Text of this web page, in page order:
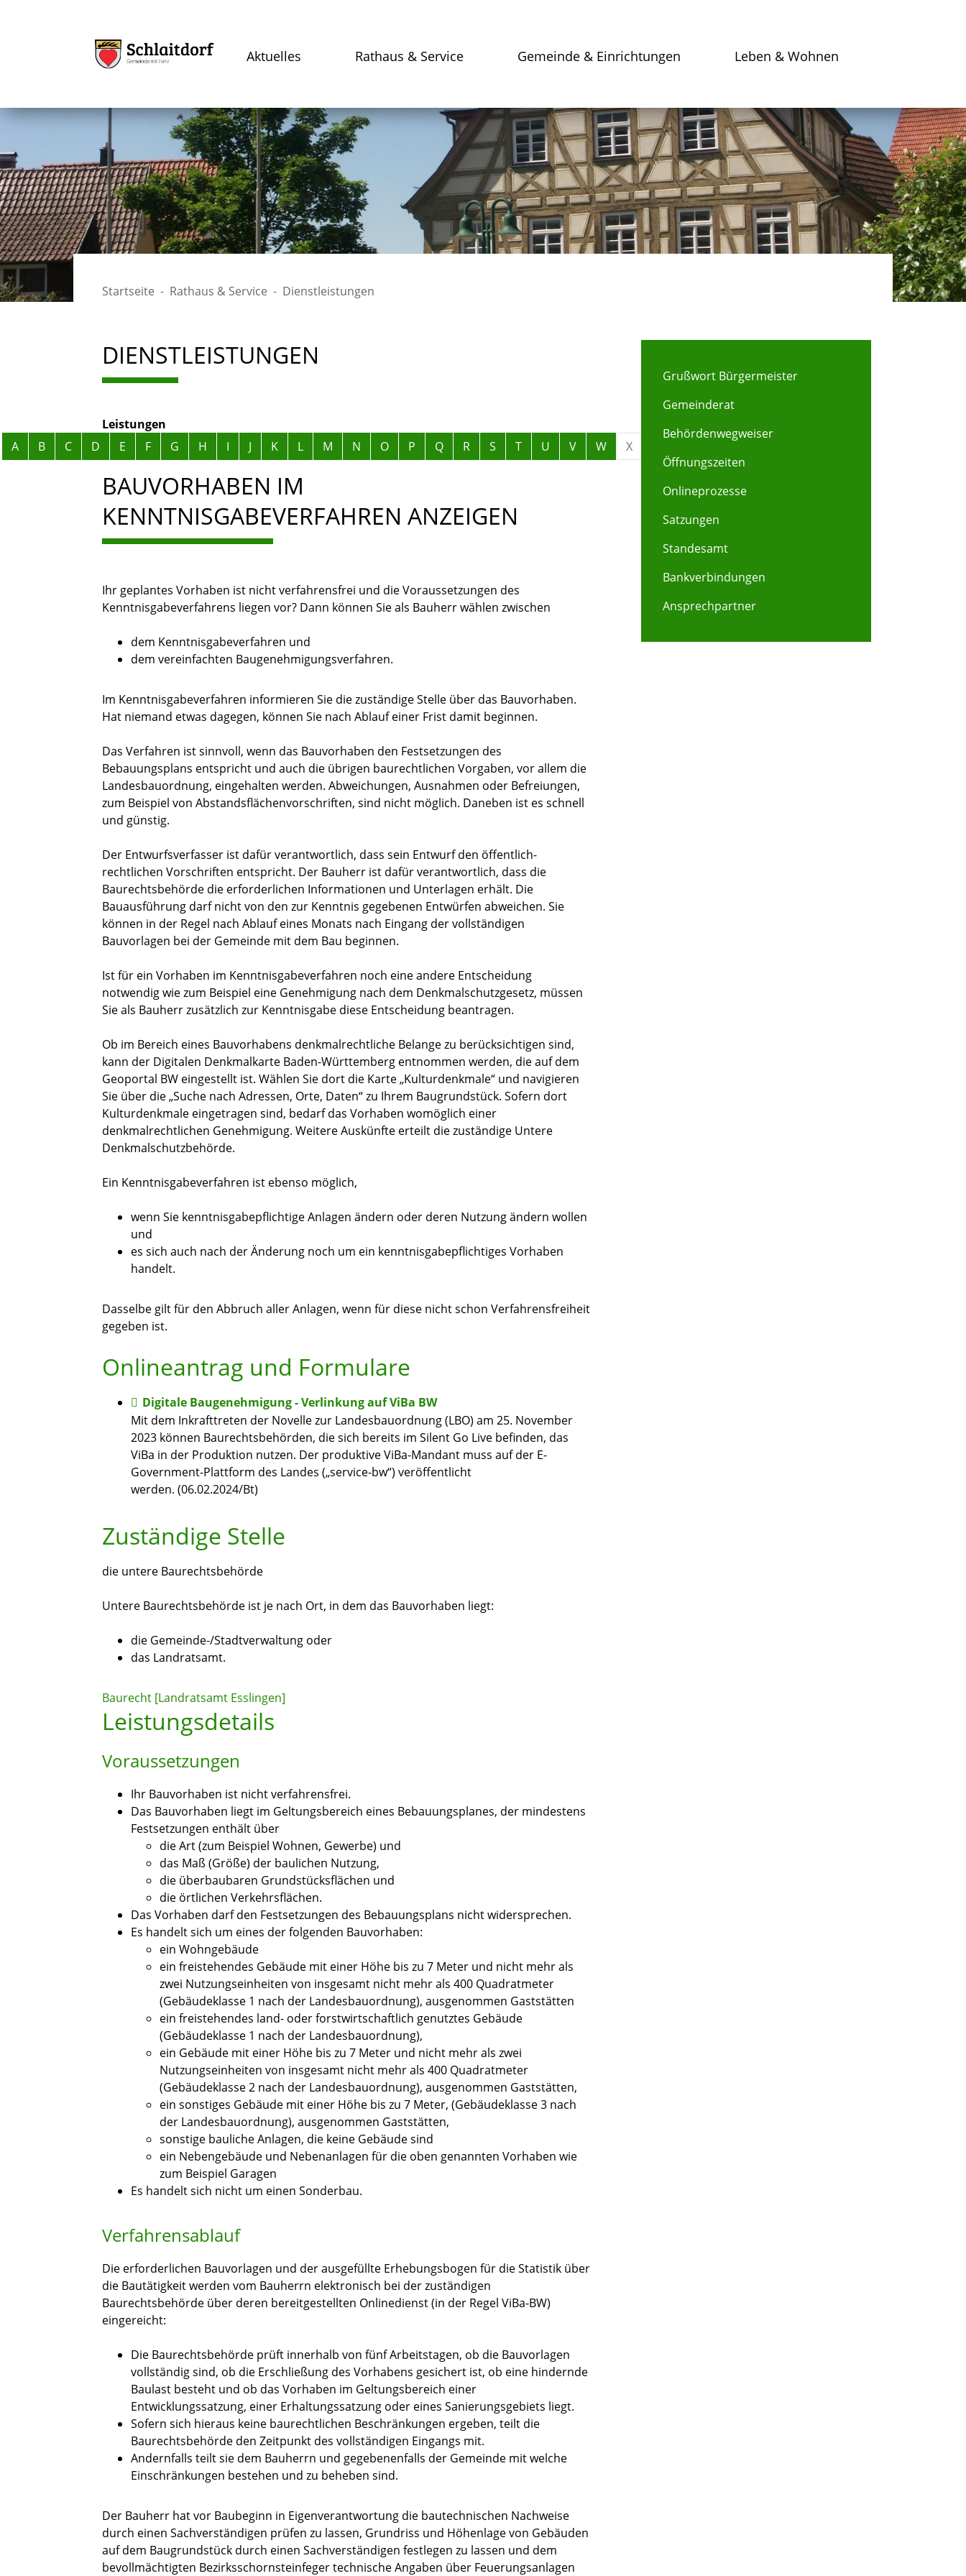
Aktuelles Rathaus & Service Gemeinde & Einrichtungen Leben & Wohnen
Startseite Rathaus & Service Dienstleistungen
DIENSTLEISTUNGEN
Leistungen
Alphabetisches Register überspringen
A B C D E F G H I J K L M N O P Q R S T U V W X
BAUVORHABEN IM
KENNTNISGABEVERFAHREN ANZEIGEN
Ihr geplantes Vorhaben ist nicht verfahrensfrei und die Voraussetzungen des
Kenntnisgabeverfahrens liegen vor? Dann können Sie als Bauherr wählen zwischen
dem Kenntnisgabeverfahren und
dem vereinfachten Baugenehmigungsverfahren.
Im Kenntnisgabeverfahren informieren Sie die zuständige Stelle über das Bauvorhaben.
Hat niemand etwas dagegen, können Sie nach Ablauf einer Frist damit beginnen.
Das Verfahren ist sinnvoll, wenn das Bauvorhaben den Festsetzungen des
Bebauungsplans entspricht und auch die übrigen baurechtlichen Vorgaben, vor allem die
Landesbauordnung, eingehalten werden. Abweichungen, Ausnahmen oder Befreiungen,
zum Beispiel von Abstandsflächenvorschriften, sind nicht möglich. Daneben ist es schnell
und günstig.
Der Entwurfsverfasser ist dafür verantwortlich, dass sein Entwurf den öffentlich-
rechtlichen Vorschriften entspricht. Der Bauherr ist dafür verantwortlich, dass die
Baurechtsbehörde die erforderlichen Informationen und Unterlagen erhält. Die
Bauausführung darf nicht von den zur Kenntnis gegebenen Entwürfen abweichen. Sie
können in der Regel nach Ablauf eines Monats nach Eingang der vollständigen
Bauvorlagen bei der Gemeinde mit dem Bau beginnen.
Ist für ein Vorhaben im Kenntnisgabeverfahren noch eine andere Entscheidung
notwendig wie zum Beispiel eine Genehmigung nach dem Denkmalschutzgesetz, müssen
Sie als Bauherr zusätzlich zur Kenntnisgabe diese Entscheidung beantragen.
Ob im Bereich eines Bauvorhabens denkmalrechtliche Belange zu berücksichtigen sind,
kann der Digitalen Denkmalkarte Baden-Württemberg entnommen werden, die auf dem
Geoportal BW eingestellt ist. Wählen Sie dort die Karte „Kulturdenkmale“ und navigieren
Sie über die „Suche nach Adressen, Orte, Daten“ zu Ihrem Baugrundstück. Sofern dort
Kulturdenkmale eingetragen sind, bedarf das Vorhaben womöglich einer
denkmalrechtlichen Genehmigung. Weitere Auskünfte erteilt die zuständige Untere
Denkmalschutzbehörde.
Ein Kenntnisgabeverfahren ist ebenso möglich,
wenn Sie kenntnisgabepflichtige Anlagen ändern oder deren Nutzung ändern wollen
und
es sich auch nach der Änderung noch um ein kenntnisgabepflichtiges Vorhaben
handelt.
Dasselbe gilt für den Abbruch aller Anlagen, wenn für diese nicht schon Verfahrensfreiheit
gegeben ist.
Onlineantrag und Formulare
Digitale Baugenehmigung - Verlinkung auf ViBa BW
Mit dem Inkrafttreten der Novelle zur Landesbauordnung (LBO) am 25. November
2023 können Baurechtsbehörden, die sich bereits im Silent Go Live befinden, das
ViBa in der Produktion nutzen. Der produktive ViBa-Mandant muss auf der E-
Government-Plattform des Landes („service-bw“) veröffentlicht
werden. (06.02.2024/Bt)
Zuständige Stelle
die untere Baurechtsbehörde
Untere Baurechtsbehörde ist je nach Ort, in dem das Bauvorhaben liegt:
die Gemeinde-/Stadtverwaltung oder
das Landratsamt.
Baurecht [Landratsamt Esslingen]
Leistungsdetails
Voraussetzungen
Ihr Bauvorhaben ist nicht verfahrensfrei.
Das Bauvorhaben liegt im Geltungsbereich eines Bebauungsplanes, der mindestens
Festsetzungen enthält über
die Art (zum Beispiel Wohnen, Gewerbe) und
das Maß (Größe) der baulichen Nutzung,
die überbaubaren Grundstücksflächen und
die örtlichen Verkehrsflächen.
Das Vorhaben darf den Festsetzungen des Bebauungsplans nicht widersprechen.
Es handelt sich um eines der folgenden Bauvorhaben:
ein Wohngebäude
ein freistehendes Gebäude mit einer Höhe bis zu 7 Meter und nicht mehr als
zwei Nutzungseinheiten von insgesamt nicht mehr als 400 Quadratmeter
(Gebäudeklasse 1 nach der Landesbauordnung), ausgenommen Gaststätten
ein freistehendes land- oder forstwirtschaftlich genutztes Gebäude
(Gebäudeklasse 1 nach der Landesbauordnung),
ein Gebäude mit einer Höhe bis zu 7 Meter und nicht mehr als zwei
Nutzungseinheiten von insgesamt nicht mehr als 400 Quadratmeter
(Gebäudeklasse 2 nach der Landesbauordnung), ausgenommen Gaststätten,
ein sonstiges Gebäude mit einer Höhe bis zu 7 Meter, (Gebäudeklasse 3 nach
der Landesbauordnung), ausgenommen Gaststätten,
sonstige bauliche Anlagen, die keine Gebäude sind
ein Nebengebäude und Nebenanlagen für die oben genannten Vorhaben wie
zum Beispiel Garagen
Es handelt sich nicht um einen Sonderbau.
Verfahrensablauf
Die erforderlichen Bauvorlagen und der ausgefüllte Erhebungsbogen für die Statistik über
die Bautätigkeit werden vom Bauherrn elektronisch bei der zuständigen
Baurechtsbehörde über deren bereitgestellten Onlinedienst (in der Regel ViBa-BW)
eingereicht:
Die Baurechtsbehörde prüft innerhalb von fünf Arbeitstagen, ob die Bauvorlagen
vollständig sind, ob die Erschließung des Vorhabens gesichert ist, ob eine hindernde
Baulast besteht und ob das Vorhaben im Geltungsbereich einer
Entwicklungssatzung, einer Erhaltungssatzung oder eines Sanierungsgebiets liegt.
Sofern sich hieraus keine baurechtlichen Beschränkungen ergeben, teilt die
Baurechtsbehörde den Zeitpunkt des vollständigen Eingangs mit.
Andernfalls teilt sie dem Bauherrn und gegebenenfalls der Gemeinde mit welche
Einschränkungen bestehen und zu beheben sind.
Der Bauherr hat vor Baubeginn in Eigenverantwortung die bautechnischen Nachweise
durch einen Sachverständigen prüfen zu lassen, Grundriss und Höhenlage von Gebäuden
auf dem Baugrundstück durch einen Sachverständigen festlegen zu lassen und dem
bevollmächtigten Bezirksschornsteinfeger technische Angaben über Feuerungsanlagen
Grußwort Bürgermeister
Gemeinderat
Behördenwegweiser
Öffnungszeiten
Onlineprozesse
Satzungen
Standesamt
Bankverbindungen
Ansprechpartner